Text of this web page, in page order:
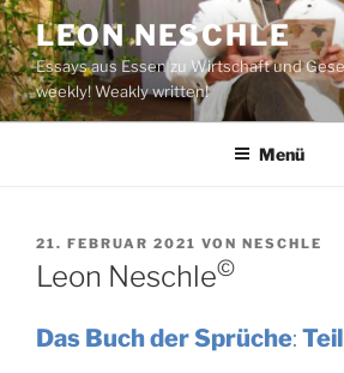
Zum
Inhalt
springen
LEON NESCHLE
Essays aus Essen zu Wirtschaft und
weekly! Weakly written!
Menü
VERÖFFENTLICHT
AM
21. FEBRUAR 2021 VON NESCHLE
Leon Neschle©
Das Buch der Sprüche: